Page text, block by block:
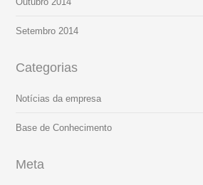
Setembro 2014
Categorias
Notícias da empresa
Base de Conhecimento
Meta